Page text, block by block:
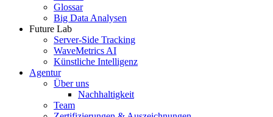
Glossar
Big Data Analysen
Future Lab
Server-Side Tracking
WaveMetrics AI
Künstliche Intelligenz
Agentur
Über uns
Nachhaltigkeit
Team